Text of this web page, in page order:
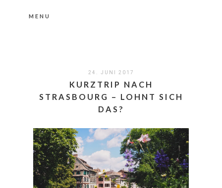
MENU
24. JUNI 2017
KURZTRIP NACH
STRASBOURG – LOHNT SICH
DAS?